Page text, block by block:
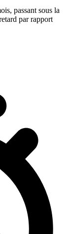
passant sous la
par rapport